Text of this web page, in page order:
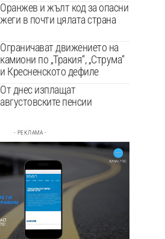
Оранжев и жълт код за опасни
жеги в почти цялата страна
Ограничават движението на
камиони по „Тракия“, „Струма“
и Кресненското дефиле
От днес изплащат
августовските пенсии
- РЕКЛАМА -